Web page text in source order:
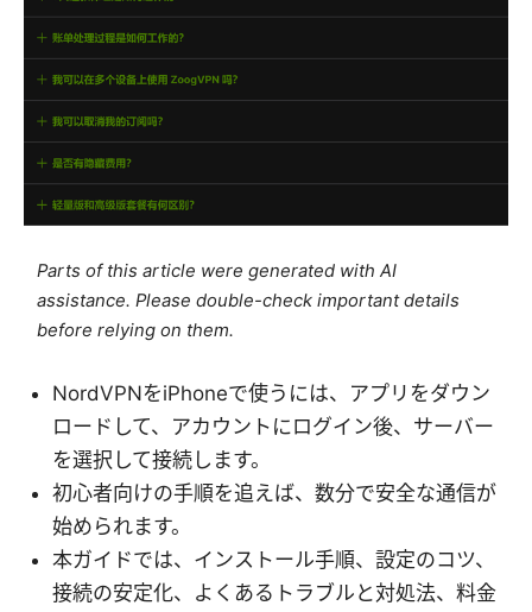
Parts of this article were generated with AI
assistance. Please double-check important details
before relying on them.
NordVPNをiPhoneで使うには、アプリをダウン
ロードして、アカウントにログイン後、サーバー
を選択して接続します。
初心者向けの手順を追えば、数分で安全な通信が
始められます。
本ガイドでは、インストール手順、設定のコツ、
接続の安定化、よくあるトラブルと対処法、料金